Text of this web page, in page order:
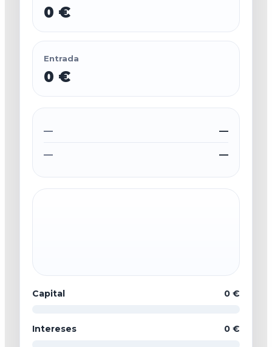
0 €
Entrada
0 €
— —
— —
Capital 0 €
Intereses 0 €